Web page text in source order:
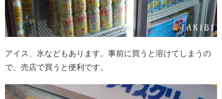
アイス、氷などもあります。事前に買うと溶けてしまうの
で、売店で買うと便利です。